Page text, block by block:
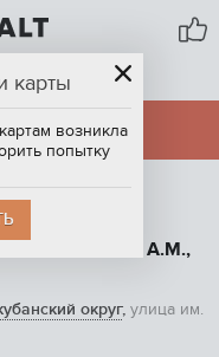
ПРОДАЖА
3 / 10, НА
ИМ. СОРОКА А.М.,
округ, улица им.
карты
возникла
попытку